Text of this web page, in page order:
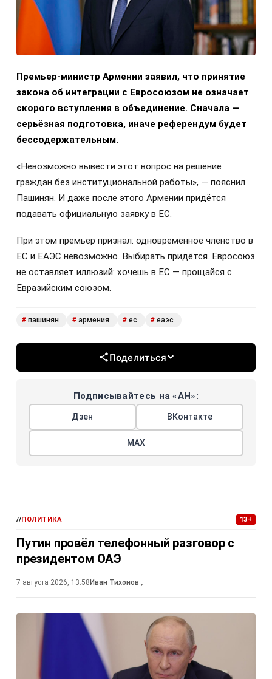
Премьер-министр Армении заявил, что принятие
закона об интеграции с Евросоюзом не означает
скорого вступления в объединение. Сначала —
серьёзная подготовка, иначе референдум будет
бессодержательным.
«Невозможно вывести этот вопрос на решение
граждан без институциональной работы», — пояснил
Пашинян. И даже после этого Армении придётся
подавать официальную заявку в ЕС.
При этом премьер признал: одновременное членство в
ЕС и ЕАЭС невозможно. Выбирать придётся. Евросоюз
не оставляет иллюзий: хочешь в ЕС — прощайся с
Евразийским союзом.
# пашинян # армения # ес # еаэс
Поделиться
Подписывайтесь на «АН»:
Дзен ВКонтакте
МАХ
//ПОЛИТИКА 13+
Путин провёл телефонный разговор с
президентом ОАЭ
7 августа 2026, 13:58Иван Тихонов ,